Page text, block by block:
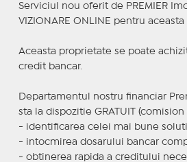
Serviciul nou oferit de PREMIER
VIZIONARE ONLINE pentru
Aceasta proprietate se poate
credit bancar.
Departamentul nostru financiar
sta la dispozitie GRATUIT (comision
- identificarea celei mai bune
- intocmirea dosarului bancar
- obtinerea rapida a creditului